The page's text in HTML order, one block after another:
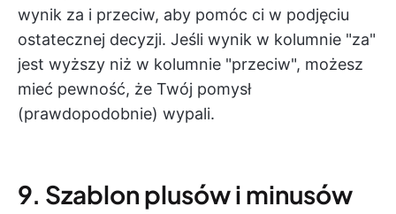
wynik za i przeciw, aby pomóc ci w podjęciu
ostatecznej decyzji. Jeśli wynik w kolumnie "za"
jest wyższy niż w kolumnie "przeciw", możesz
mieć pewność, że Twój pomysł
(prawdopodobnie) wypali.
9. Szablon plusów i minusów